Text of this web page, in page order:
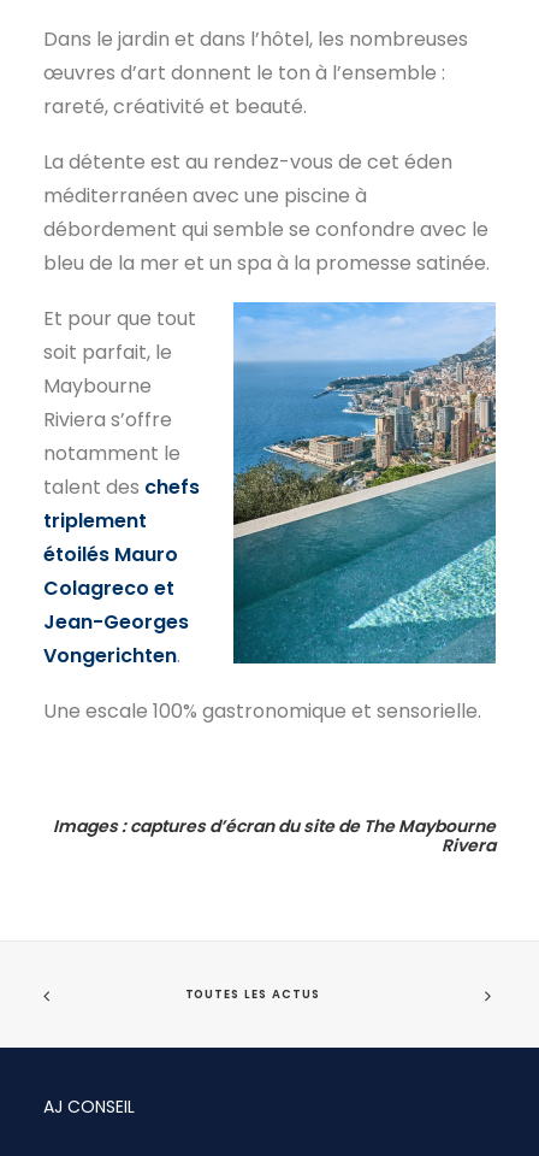
Dans le jardin et dans l’hôtel, les nombreuses
œuvres d’art donnent le ton à l’ensemble :
rareté, créativité et beauté.
La détente est au rendez-vous de cet éden
méditerranéen avec une piscine à
débordement qui semble se confondre avec le
bleu de la mer et un spa à la promesse satinée.
Et pour que tout
soit parfait, le
Maybourne
Riviera s’offre
notamment le
talent des chefs
triplement
étoilés Mauro
Colagreco et
Jean-Georges
Vongerichten.
Une escale 100% gastronomique et sensorielle.
Images : captures d’écran du site de The Maybourne
Rivera
TOUTES LES ACTUS
AJ CONSEIL